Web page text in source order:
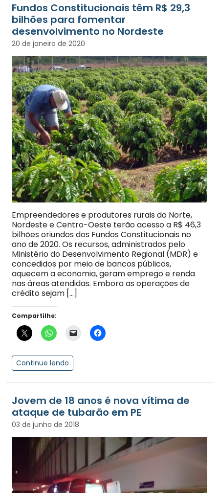
Fundos Constitucionais têm R$ 29,3
bilhões para fomentar
desenvolvimento no Nordeste
20 de janeiro de 2020
Empreendedores e produtores rurais do Norte,
Nordeste e Centro-Oeste terão acesso a R$ 46,3
bilhões oriundos dos Fundos Constitucionais no
ano de 2020. Os recursos, administrados pelo
Ministério do Desenvolvimento Regional (MDR) e
concedidos por meio de bancos públicos,
aquecem a economia, geram emprego e renda
nas áreas atendidas. Embora as operações de
crédito sejam […]
Compartilhe:
Continue lendo
Jovem de 18 anos é nova vítima de
ataque de tubarão em PE
03 de junho de 2018